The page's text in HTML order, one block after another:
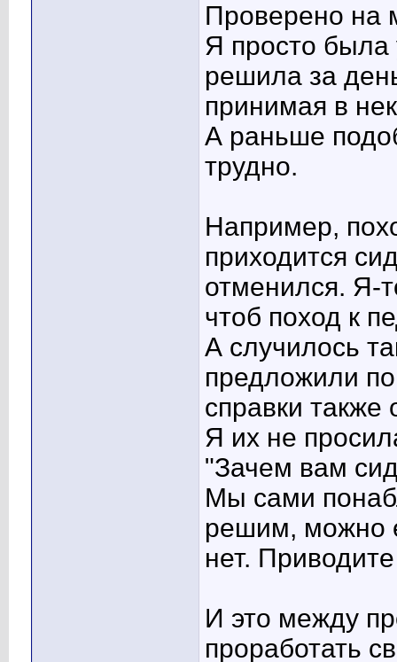
Проверено на
Я просто была
решила за
принимая в
А раньше
трудно.
Например,
приходится
отменился. Я-
чтоб поход к
А случилось
предложили
справки
Я их не
"Зачем вам
Мы сами
решим, можно
нет.
И это между
проработать